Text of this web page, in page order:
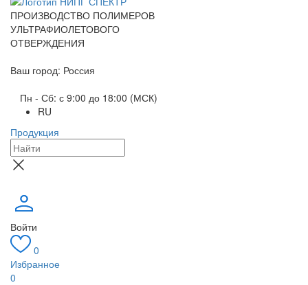
ПРОИЗВОДСТВО ПОЛИМЕРОВ
УЛЬТРАФИОЛЕТОВОГО
ОТВЕРЖДЕНИЯ
Ваш город: Россия
Пн - Сб: с 9:00 до 18:00 (МСК)
RU
Продукция
Войти
0
Избранное
0